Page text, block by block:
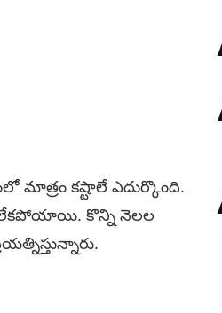
మాత్రం కష్టాలే ఎదుర్కొంది.
కొన్ని నెలల